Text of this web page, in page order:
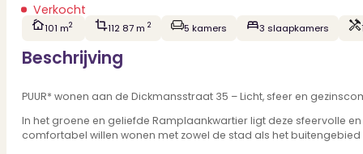
Verkocht
101 m2 112 87 m2 5 kamers 3 slaapkamers
Beschrijving
PUUR* wonen aan de Dickmansstraat 35 – Licht, sfeer en
In het groene en geliefde Ramplaankwartier ligt deze sfeervolle
comfortabel willen wonen met zowel de stad als het